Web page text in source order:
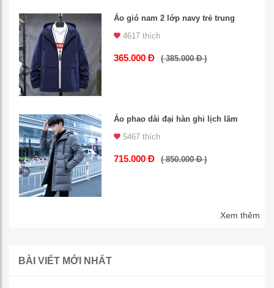
Áo gió nam 2 lớp navy trẻ trung
4617 thích
365.000 Đ ( 385.000 Đ )
Áo phao dài đại hàn ghi lịch lãm
5467 thích
715.000 Đ ( 850.000 Đ )
Xem thêm
BÀI VIẾT MỚI NHẤT